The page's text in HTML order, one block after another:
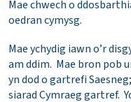
Mae chwech o
oedran cymysg.
Mae ychydig iawn o’r
am ddim. Mae bron pob
yn dod o gartrefi
siarad Cymraeg gartref.